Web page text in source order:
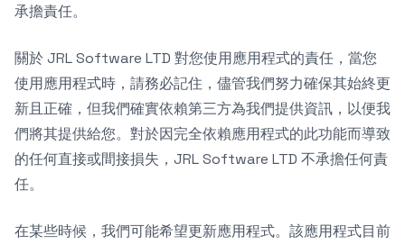
承擔責任。
關於 JRL Software LTD 對您使用應用程式的責任，當您
使用應用程式時，請務必記住，儘管我們努力確保其始終更
新且正確，但我們確實依賴第三方為我們提供資訊，以便我
們將其提供給您。對於因完全依賴應用程式的此功能而導致
的任何直接或間接損失，JRL Software LTD 不承擔任何責
任。
在某些時候，我們可能希望更新應用程式。該應用程式目前